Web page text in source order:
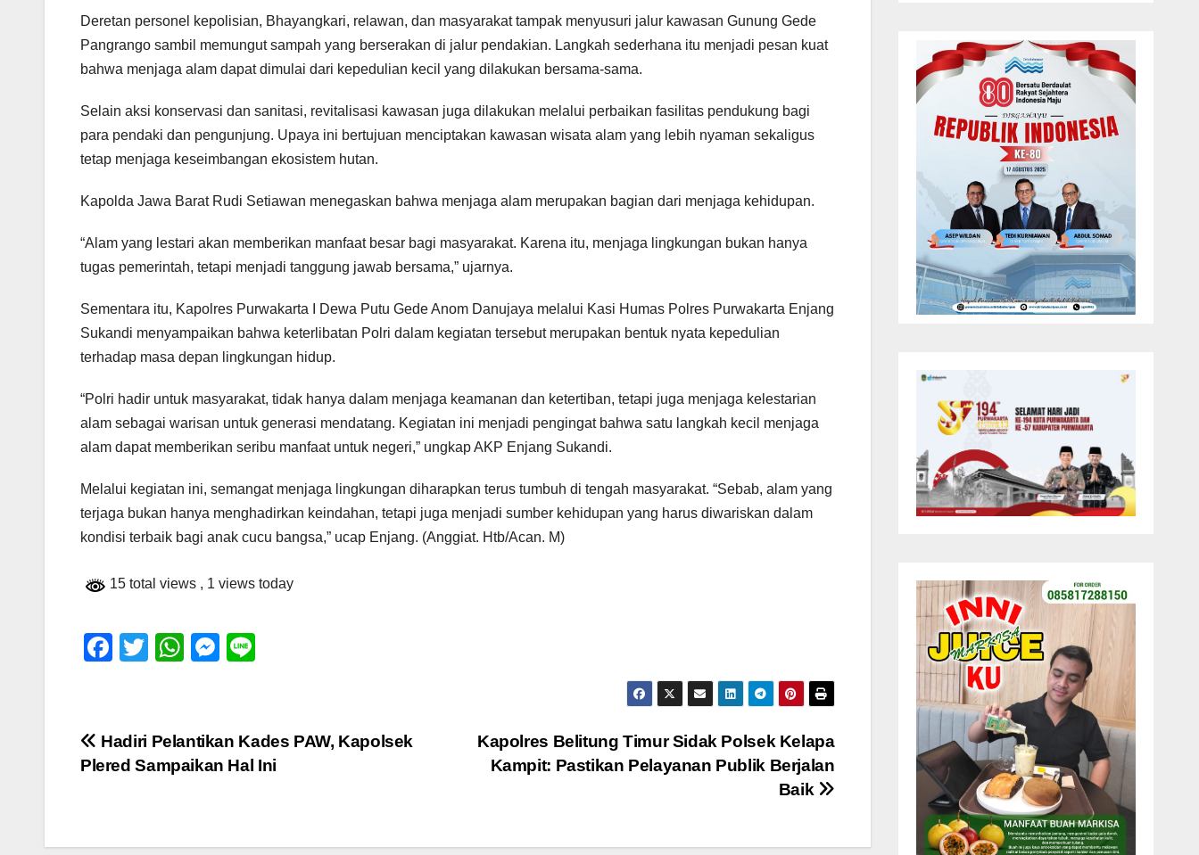
Deretan personel kepolisian, Bhayangkari, relawan, dan masyarakat tampak menyusuri jalur kawasan Gunung Gede
Pangrango sambil memungut sampah yang berserakan di jalur pendakian. Langkah sederhana itu menjadi pesan kuat
bahwa menjaga alam dapat dimulai dari kepedulian kecil yang dilakukan bersama-sama.
Selain aksi konservasi dan sanitasi, revitalisasi kawasan juga dilakukan melalui perbaikan fasilitas pendukung bagi
para pendaki dan pengunjung. Upaya ini bertujuan menciptakan kawasan wisata alam yang lebih nyaman sekaligus
tetap menjaga keseimbangan ekosistem hutan.
Kapolda Jawa Barat Rudi Setiawan menegaskan bahwa menjaga alam merupakan bagian dari menjaga kehidupan.
“Alam yang lestari akan memberikan manfaat besar bagi masyarakat. Karena itu, menjaga lingkungan bukan hanya
tugas pemerintah, tetapi menjadi tanggung jawab bersama,” ujarnya.
Sementara itu, Kapolres Purwakarta I Dewa Putu Gede Anom Danujaya melalui Kasi Humas Polres Purwakarta Enjang
Sukandi menyampaikan bahwa keterlibatan Polri dalam kegiatan tersebut merupakan bentuk nyata kepedulian
terhadap masa depan lingkungan hidup.
“Polri hadir untuk masyarakat, tidak hanya dalam menjaga keamanan dan ketertiban, tetapi juga menjaga kelestarian
alam sebagai warisan untuk generasi mendatang. Kegiatan ini menjadi pengingat bahwa satu langkah kecil menjaga
alam dapat memberikan seribu manfaat untuk negeri,” ungkap AKP Enjang Sukandi.
Melalui kegiatan ini, semangat menjaga lingkungan diharapkan terus tumbuh di tengah masyarakat. “Sebab, alam yang
terjaga bukan hanya menghadirkan keindahan, tetapi juga menjadi sumber kehidupan yang harus diwariskan dalam
kondisi terbaik bagi anak cucu bangsa,” ucap Enjang. (Anggiat. Htb/Acan. M)
15 total views , 1 views today
F
e
b
k
T
er
W
s
A
M
e
n
Navigasi
Kapolres Belitung Timur Sidak Polsek Kelapa
Kampit: Pastikan Pelayanan Publik Berjalan
Baik
Hadiri Pelantikan Kades PAW, Kapolsek
Plered Sampaikan Hal Ini